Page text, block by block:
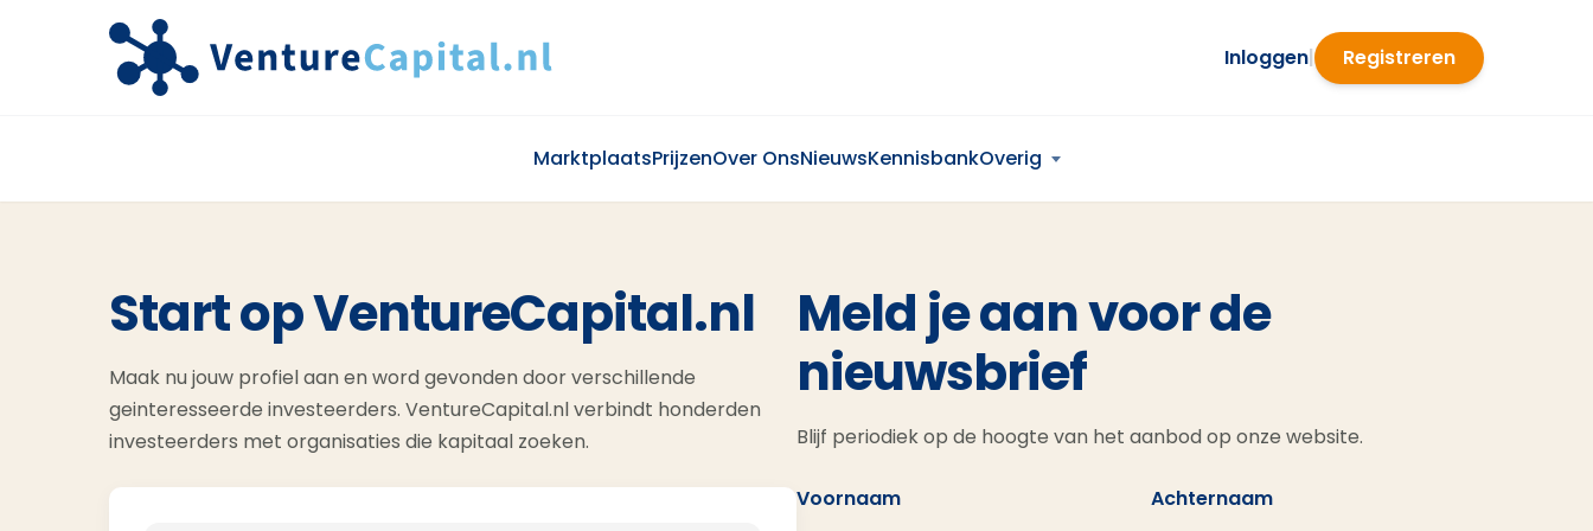
Inloggen| Registreren
MarktplaatsPrijzenOver OnsNieuwsKennisbankOverig
Start op VentureCapital.nl
Maak nu jouw profiel aan en word gevonden door verschillende
geinteresseerde investeerders. VentureCapital.nl verbindt honderden
investeerders met organisaties die kapitaal zoeken.
Meld je aan voor de
nieuwsbrief
Blijf periodiek op de hoogte van het aanbod op onze website.
Voornaam Achternaam